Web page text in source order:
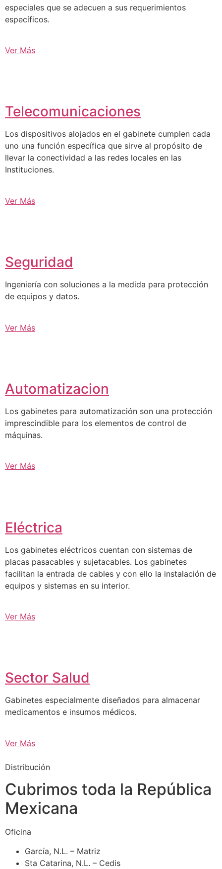
especiales que se adecuen a sus requerimientos
específicos.
Ver Más
Telecomunicaciones
Los dispositivos alojados en el gabinete cumplen cada
uno una función específica que sirve al propósito de
llevar la conectividad a las redes locales en las
Instituciones.
Ver Más
Seguridad
Ingeniería con soluciones a la medida para protección
de equipos y datos.
Ver Más
Automatizacion
Los gabinetes para automatización son una protección
imprescindible para los elementos de control de
máquinas.
Ver Más
Eléctrica
Los gabinetes eléctricos cuentan con sistemas de
placas pasacables y sujetacables. Los gabinetes
facilitan la entrada de cables y con ello la instalación de
equipos y sistemas en su interior.
Ver Más
Sector Salud
Gabinetes especialmente diseñados para almacenar
medicamentos e insumos médicos.
Ver Más
Distribución
Cubrimos toda la República
Mexicana
Oficina
García, N.L. – Matriz
Sta Catarina, N.L. – Cedis